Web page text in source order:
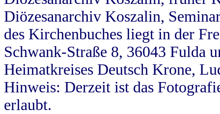
Diözesanarchiv Koszalin,
des Kirchenbuches liegt in der
Schwank-Straße 8, 36043 Fulda
Heimatkreises Deutsch Krone,
Hinweis: Derzeit ist das
erlaubt.